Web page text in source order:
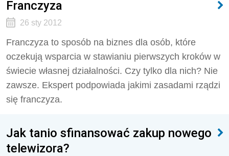
Franczyza
26 sty 2012
Franczyza to sposób na biznes dla osób, które
oczekują wsparcia w stawianiu pierwszych kroków w
świecie własnej działalności. Czy tylko dla nich? Nie
zawsze. Ekspert podpowiada jakimi zasadami rządzi
się franczyza.
Jak tanio sfinansować zakup nowego
telewizora?